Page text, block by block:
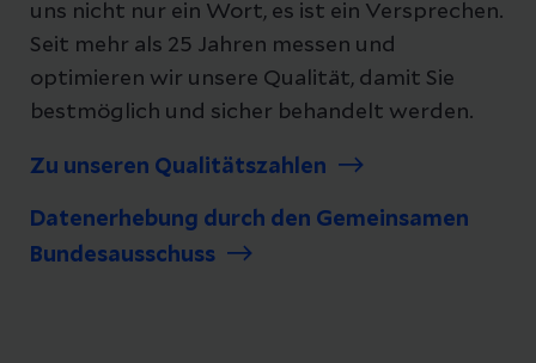
uns nicht nur ein Wort, es ist ein Versprechen.
Seit mehr als 25 Jahren messen und
optimieren wir unsere Qualität, damit Sie
bestmöglich und sicher behandelt werden.
Zu unseren Qualitätszahlen
Datenerhebung durch den Gemeinsamen
Bundesausschuss